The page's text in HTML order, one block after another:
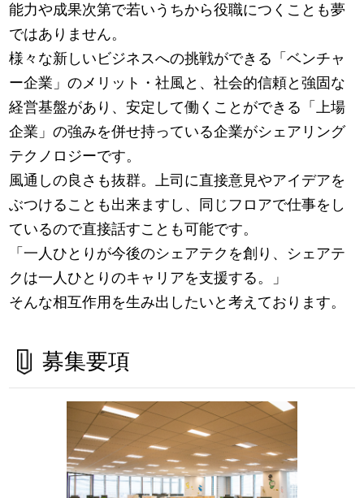
能力や成果次第で若いうちから役職につくことも夢
ではありません。
様々な新しいビジネスへの挑戦ができる「ベンチャ
ー企業」のメリット・社風と、社会的信頼と強固な
経営基盤があり、安定して働くことができる「上場
企業」の強みを併せ持っている企業がシェアリング
テクノロジーです。
風通しの良さも抜群。上司に直接意見やアイデアを
ぶつけることも出来ますし、同じフロアで仕事をし
ているので直接話すことも可能です。
「一人ひとりが今後のシェアテクを創り、シェアテ
クは一人ひとりのキャリアを支援する。」
そんな相互作用を生み出したいと考えております。
募集要項